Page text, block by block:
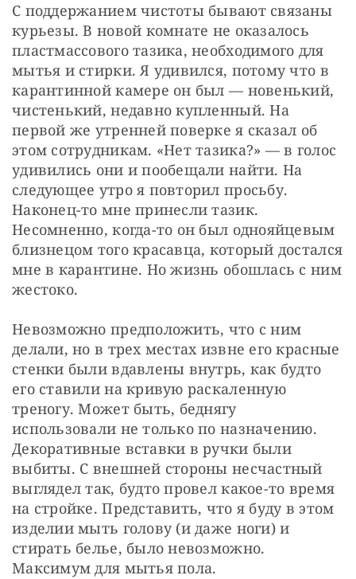
С поддержанием чистоты бывают связаны
курьезы. В новой комнате не оказалось
пластмассового тазика, необходимого для
мытья и стирки. Я удивился, потому что в
карантинной камере он был — новенький,
чистенький, недавно купленный. На
первой же утренней поверке я сказал об
этом сотрудникам. «Нет тазика?» — в голос
удивились они и пообещали найти. На
следующее утро я повторил просьбу.
Наконец-то мне принесли тазик.
Несомненно, когда-то он был однояйцевым
близнецом того красавца, который достался
мне в карантине. Но жизнь обошлась с ним
жестоко.
Невозможно предположить, что с ним
делали, но в трех местах извне его красные
стенки были вдавлены внутрь, как будто
его ставили на кривую раскаленную
треногу. Может быть, беднягу
использовали не только по назначению.
Декоративные вставки в ручки были
выбиты. С внешней стороны несчастный
выглядел так, будто провел какое-то время
на стройке. Представить, что я буду в этом
изделии мыть голову (и даже ноги) и
стирать белье, было невозможно.
Максимум для мытья пола.